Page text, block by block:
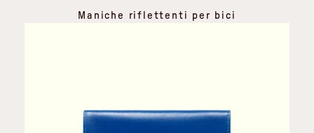
Maniche riflettenti per bici